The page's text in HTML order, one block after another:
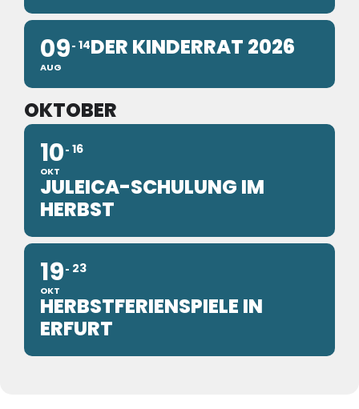
09
AUG
14DER KINDERRAT 2026
OKTOBER
10
OKT
16
JULEICA-SCHULUNG IM
HERBST
19
OKT
23
HERBSTFERIENSPIELE IN
ERFURT